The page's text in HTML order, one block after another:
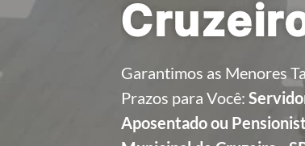
Garantimos as Menores
Prazos para Você:
Aposentado ou